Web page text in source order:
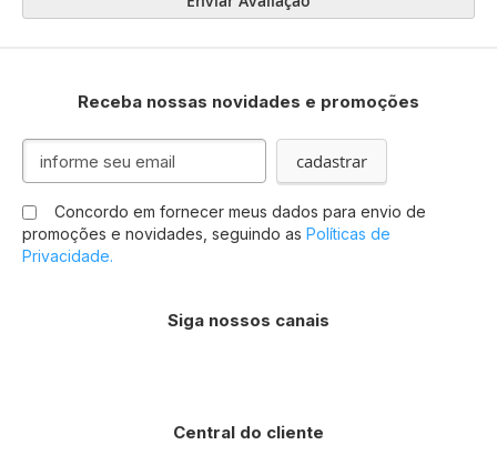
Receba nossas novidades e promoções
Inscreva-
nossa
Newsletter:
cadastrar
Concordo em fornecer meus dados para envio de
promoções e novidades, seguindo as Políticas de
Privacidade.
Siga nossos canais
Central do cliente